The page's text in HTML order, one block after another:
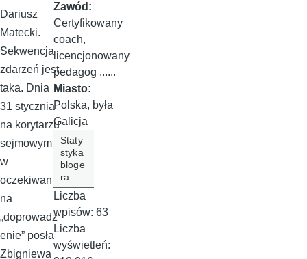
Dariusz
Matecki.
Sekwencja
zdarzeń jest
taka. Dnia
31 stycznia
na korytarzu
sejmowym,
w
oczekiwaniu
na
„doprowadz
enie” posła
Zbigniewa
Zawód:
Certyfikowany
coach,
licencjonowany
pedagog ......
Miasto:
Polska, była
Galicja
Staty
styka
bloge
ra
Liczba
wpisów: 63
Liczba
wyświetleń: